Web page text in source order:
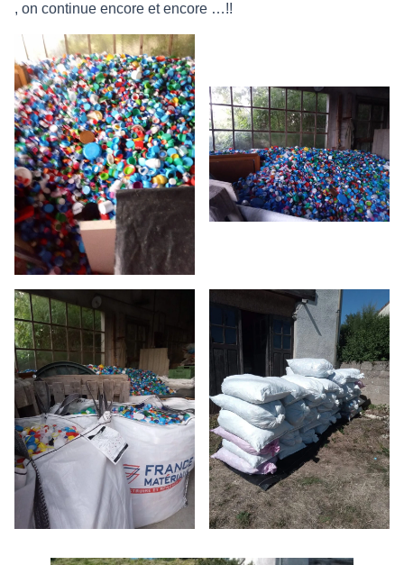
, on continue encore et encore …!!